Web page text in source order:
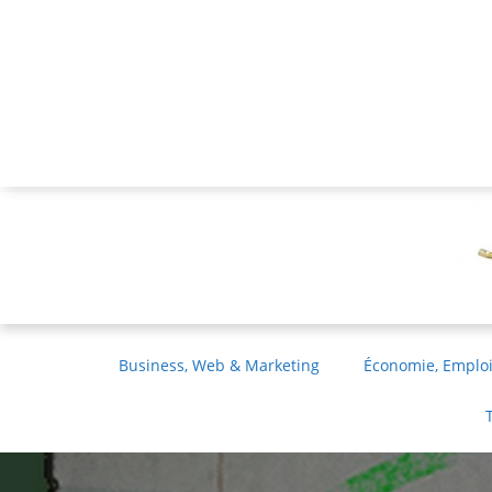
Business, Web & Marketing Économie,